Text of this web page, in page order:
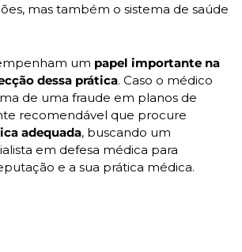
mas também o sistema de saúde
um papel importante na
dessa prática. Caso o médico
de uma fraude em planos de
adequada, buscando um
em defesa médica para
e a sua prática médica.